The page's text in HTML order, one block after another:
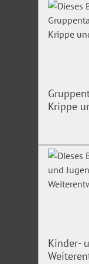
Für wen ist
Personal-
Ballast
Achtung:
Krippe
Kinder-